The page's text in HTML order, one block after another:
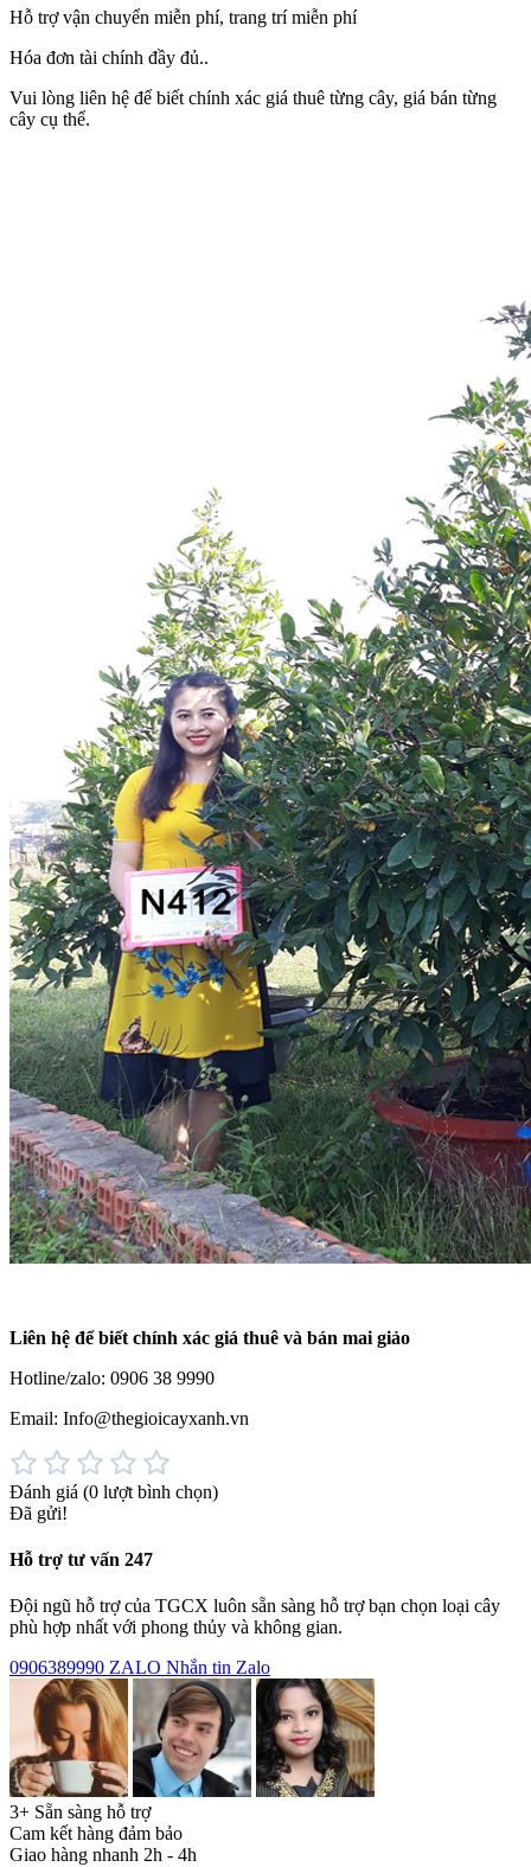
Hỗ trợ vận chuyển miễn phí, trang trí miễn phí
Hóa đơn tài chính đầy đủ..
Vui lòng liên hệ để biết chính xác giá thuê từng cây, giá bán từng
cây cụ thể.
Liên hệ để biết chính xác giá thuê và bán mai giảo
Hotline/zalo: 0906 38 9990
Email: Info@thegioicayxanh.vn
Đánh giá (0 lượt bình chọn)
Đã gửi!
Hỗ trợ tư vấn 247
Đội ngũ hỗ trợ của TGCX luôn sẵn sàng hỗ trợ bạn chọn loại cây
phù hợp nhất với phong thủy và không gian.
0906389990 ZALO Nhắn tin Zalo
3+ Sẵn sàng hỗ trợ
Cam kết hàng đảm bảo
Giao hàng nhanh 2h - 4h